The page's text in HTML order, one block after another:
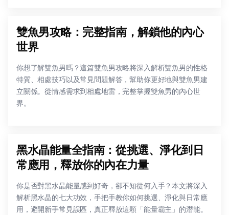
雙魚男攻略：完整指南，解鎖他的內心
世界
你想了解雙魚男嗎？這篇雙魚男攻略將深入解析雙魚男的性格
特質、相處技巧以及常見問題解答，幫助你更好地與雙魚男建
立關係。從情感需求到相處地雷，完整掌握雙魚男的內心世
界。
黑水晶能量全指南：從挑選、淨化到日
常應用，釋放你的內在力量
你是否對黑水晶能量感到好奇，卻不知從何入手？本文將深入
解析黑水晶的七大功效，手把手教你如何挑選、淨化與日常應
用，避開新手常見誤區，真正釋放這顆「能量霸主」的潛能。